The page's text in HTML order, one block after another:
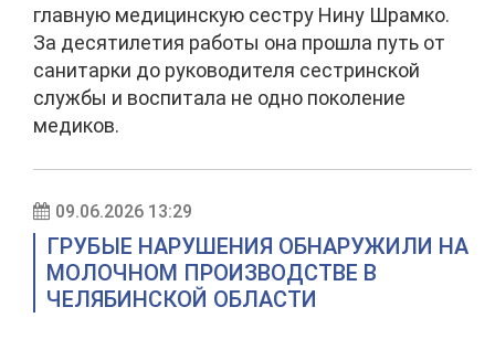
главную медицинскую сестру Нину Шрамко.
За десятилетия работы она прошла путь от
санитарки до руководителя сестринской
службы и воспитала не одно поколение
медиков.
09.06.2026 13:29
ГРУБЫЕ НАРУШЕНИЯ ОБНАРУЖИЛИ НА
МОЛОЧНОМ ПРОИЗВОДСТВЕ В
ЧЕЛЯБИНСКОЙ ОБЛАСТИ